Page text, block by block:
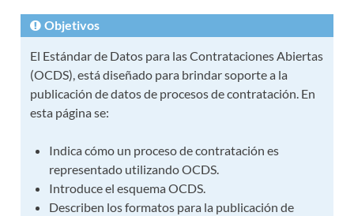
Objetivos
El Estándar de Datos para las Contrataciones Abiertas
(OCDS), está diseñado para brindar soporte a la
publicación de datos de procesos de contratación. En
esta página se:
Indica cómo un proceso de contratación es
representado utilizando OCDS.
Introduce el esquema OCDS.
Describen los formatos para la publicación de